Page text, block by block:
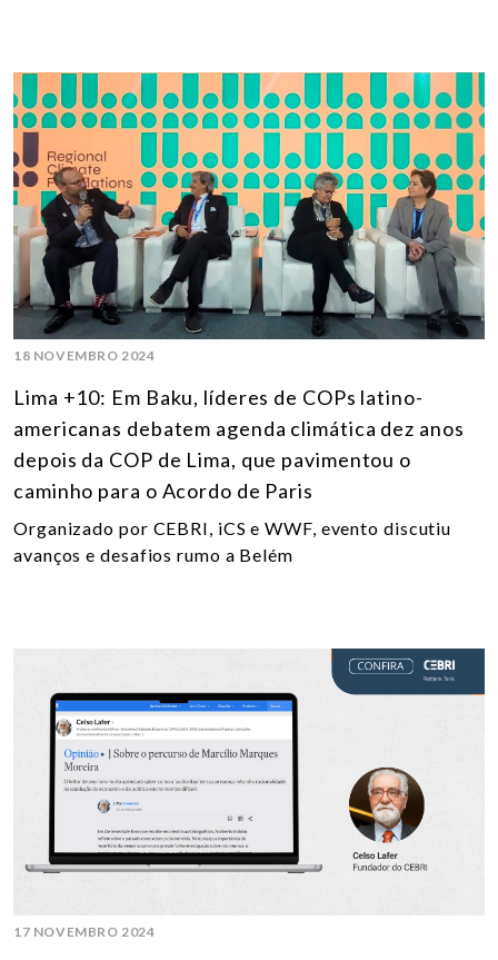
18 NOVEMBRO 2024
Lima +10: Em Baku, líderes de COPs latino-
americanas debatem agenda climática dez anos
depois da COP de Lima, que pavimentou o
caminho para o Acordo de Paris
Organizado por CEBRI, iCS e WWF, evento discutiu
avanços e desafios rumo a Belém
17 NOVEMBRO 2024